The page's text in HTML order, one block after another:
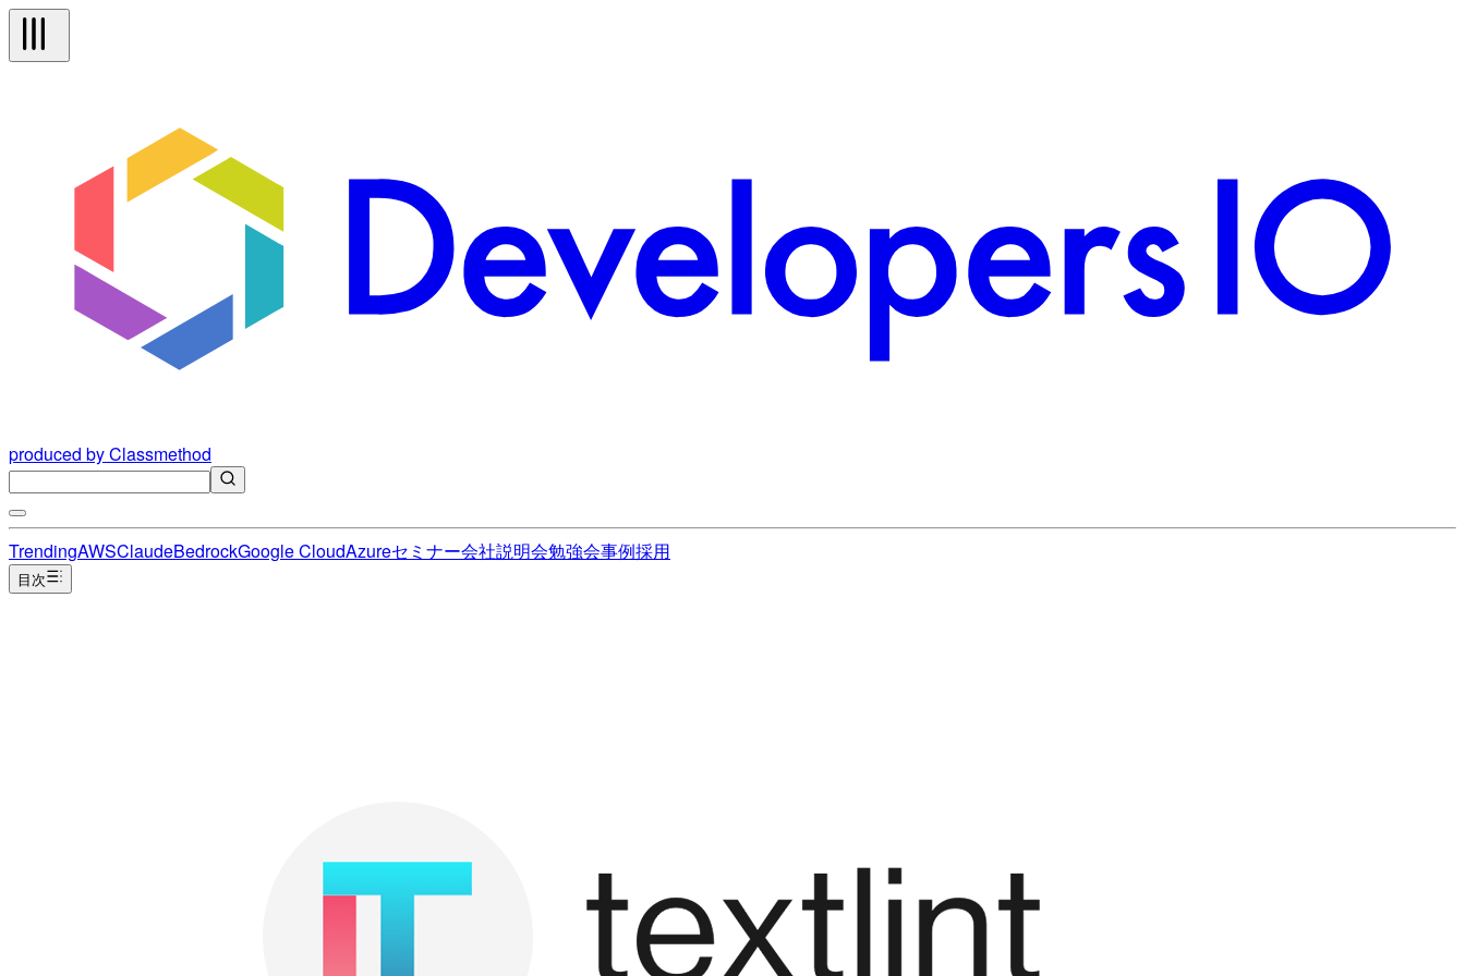
produced by Classmethod
TrendingAWSClaudeBedrockGoogle CloudAzureセミナー会社説明会勉強会事例採用
目次